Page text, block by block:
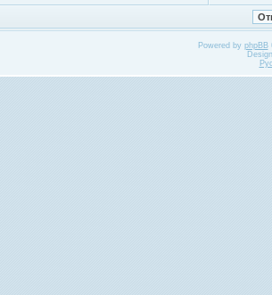
Powered by phpBB